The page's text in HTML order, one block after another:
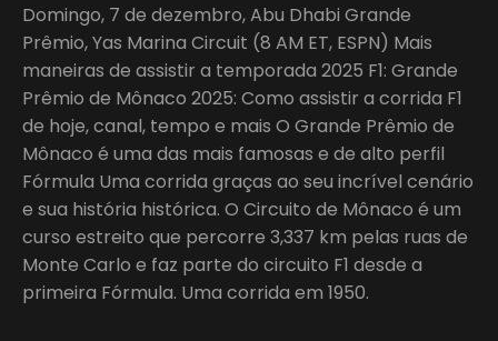
Domingo, 7 de dezembro, Abu Dhabi Grande
Prêmio, Yas Marina Circuit (8 AM ET, ESPN) Mais
maneiras de assistir a temporada 2025 F1: Grande
Prêmio de Mônaco 2025: Como assistir a corrida F1
de hoje, canal, tempo e mais O Grande Prêmio de
Mônaco é uma das mais famosas e de alto perfil
Fórmula Uma corrida graças ao seu incrível cenário
e sua história histórica. O Circuito de Mônaco é um
curso estreito que percorre 3,337 km pelas ruas de
Monte Carlo e faz parte do circuito F1 desde a
primeira Fórmula. Uma corrida em 1950.